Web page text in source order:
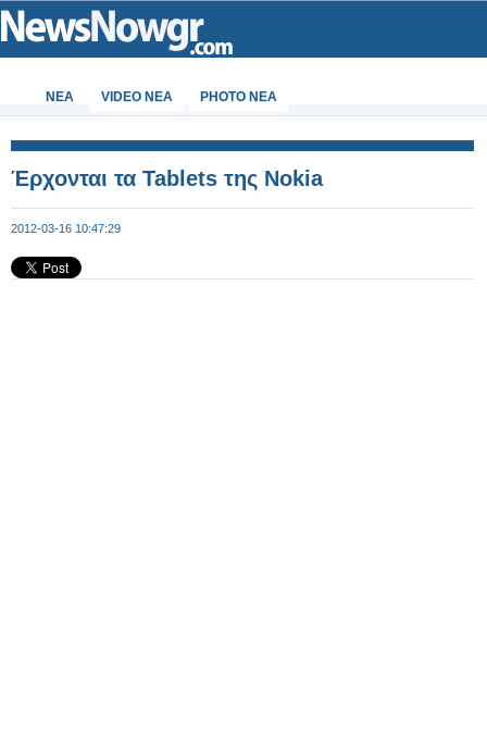
ΝΕΑ VIDEO NEA PHOTO NEA
Έρχονται τα Tablets της Nokia
2012-03-16 10:47:29